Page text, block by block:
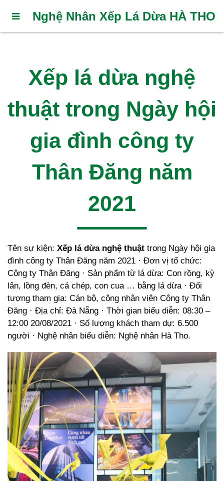
Nghệ Nhân Xếp Lá Dừa HÀ THO
Xếp lá dừa nghệ
thuật trong Ngày hội
gia đình công ty
Thân Đăng năm
2021
Tên sự kiện: Xếp lá dừa nghệ thuật trong Ngày hội gia
đình công ty Thân Đăng năm 2021 · Đơn vị tổ chức:
Công ty Thân Đăng · Sản phẩm từ lá dừa: Con rồng, kỳ
lân, lồng đèn, cá chép, con cua … bằng lá dừa · Đối
tượng tham gia: Cán bộ, công nhân viên Công ty Thân
Đăng · Địa chỉ: Đà Nẵng · Thời gian biểu diễn: 08:30 –
12:00 20/08/2021 · Số lượng khách tham dự: 6.500
người · Nghệ nhân biểu diễn: Nghệ nhân Hà Tho.